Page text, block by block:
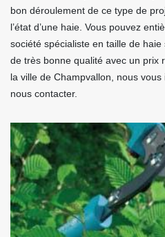
bon déroulement de ce type de
l’état d’une haie. Vous pouvez
société spécialiste en taille de
de très bonne qualité avec un prix
la ville de Champvallon, nous
nous contacter.